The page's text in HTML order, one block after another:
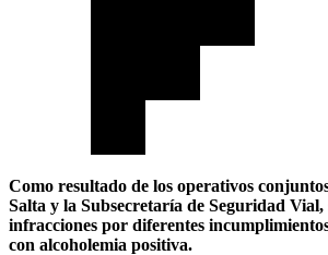
Como resultado de los operativos
Salta y la Subsecretaría de Seguridad
infracciones por diferentes
con alcoholemia positiva.